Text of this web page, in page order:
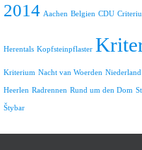
2014 Aachen Belgien CDU
Herentals Kopfsteinpflaster
Kriterium Nacht van Woerden Niederland
Heerlen Radrennen Rund um den Dom
Štybar